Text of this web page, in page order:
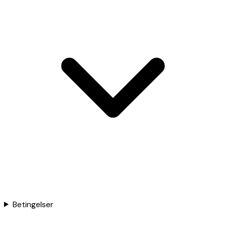
Betingelser